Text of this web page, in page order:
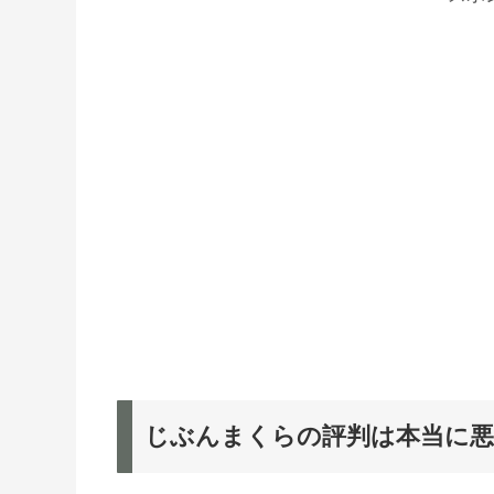
じぶんまくらの評判は本当に